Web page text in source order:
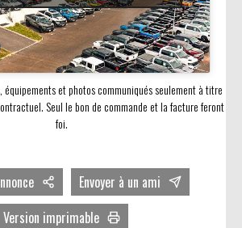
et photos communiqués seulement à titre
Seul le bon de commande et la facture feront
foi.
Envoyer à un ami
Version imprimable